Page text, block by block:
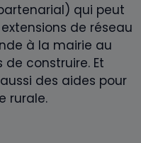
qui peut
de réseau
à la mairie au
construire. Et
des aides pour
rurale.